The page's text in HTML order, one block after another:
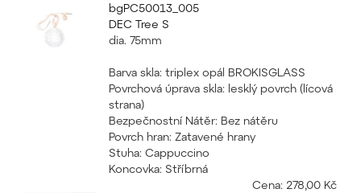
bgPC50013_005
DEC Tree S
dia. 75mm
Barva skla: triplex opál BROKISGLASS
Povrchová úprava skla: lesklý povrch (lícová
strana)
Bezpečnostní Nátěr: Bez nátěru
Povrch hran: Zatavené hrany
Stuha: Cappuccino
Koncovka: Stříbrná
Cena: 278,00 Kč